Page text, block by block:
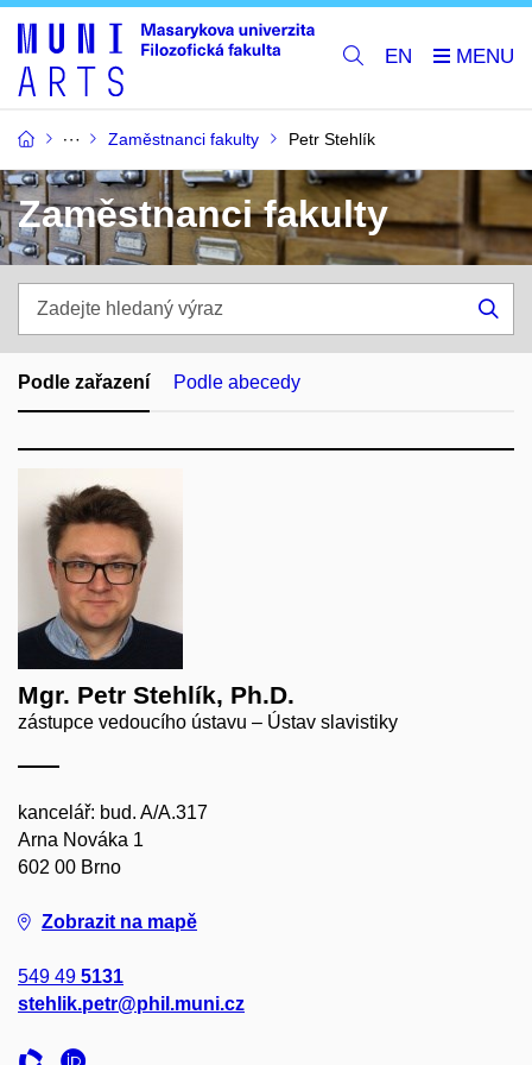
EN
Zaměstnanci fakulty Petr Stehlík
Zaměstnanci fakulty
hledaný
výraz
Podle zařazení Podle abecedy
Mgr. Petr Stehlík, Ph.D.
zástupce vedoucího ústavu – Ústav slavistiky
kancelář: bud. A/A.317
Arna Nováka 1
602 00 Brno
Zobrazit na mapě
549 49 5131
stehlik.petr@phil.muni.cz